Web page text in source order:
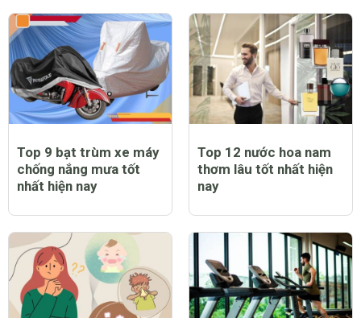
Top 9 bạt trùm xe máy
chống nắng mưa tốt
nhất hiện nay
Top 12 nước hoa nam
thơm lâu tốt nhất hiện
nay